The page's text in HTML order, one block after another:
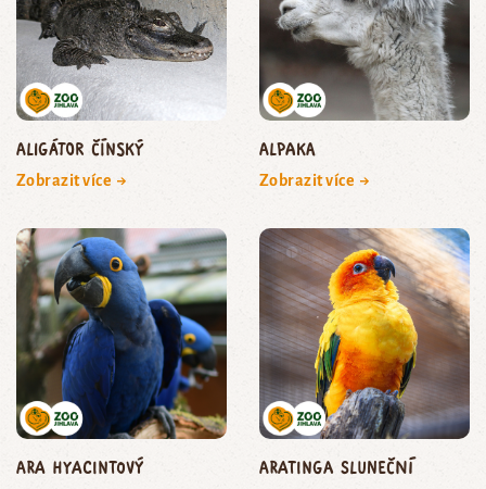
aligátor čínský
Zobrazit více →
Alpaka
Zobrazit více →
ara hyacintový aratinga sluneční